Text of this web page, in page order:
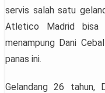
servis salah satu
Atletico Madrid bisa
menampung Dani
panas ini.
Gelandang 26 tahun,